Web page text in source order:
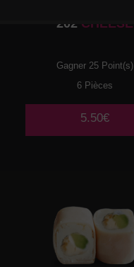
202 CHEESE
Gagner 25 Point(s)
6 Pièces
5.50€